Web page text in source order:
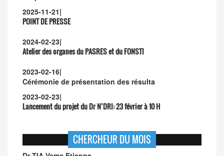
2025-11-21|
POINT DE PRESSE
2024-02-23|
Atelier des organes du PASRES et du FONSTI
2023-02-16|
Cérémonie de présentation des résulta
2023-02-23|
Lancement du projet du Dr N’DRI:23 février à 10 H
CHERCHEUR DU MOIS